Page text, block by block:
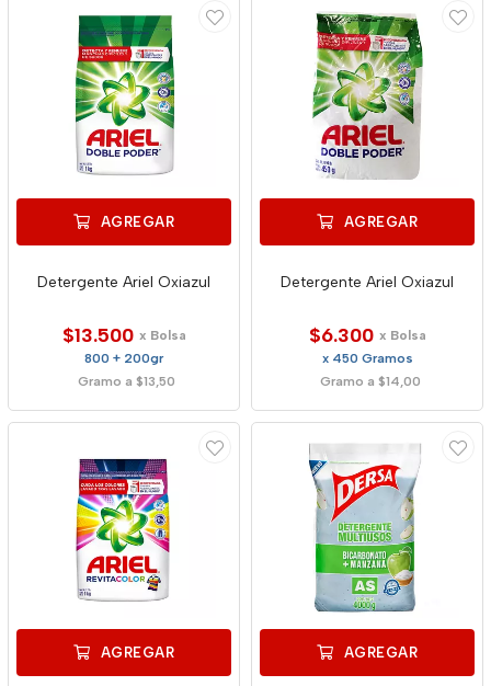
AGREGAR
Detergente Ariel Oxiazul
$13.500 x Bolsa
800 + 200gr
Gramo a $13,50
AGREGAR
Detergente Ariel Oxiazul
$6.300 x Bolsa
x 450 Gramos
Gramo a $14,00
AGREGAR AGREGAR